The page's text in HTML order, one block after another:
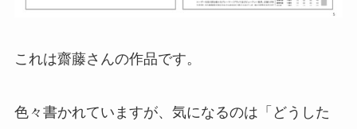
これは齋藤さんの作品です。
色々書かれていますが、気になるのは「どうした